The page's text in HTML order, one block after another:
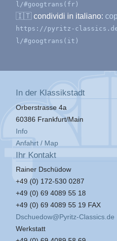
l/#googtrans(fr)
🇮🇹 condividi in italiano:
https://pyritz-classics.de/
l/#googtrans(it)
In der Klassikstadt
Orberstrasse 4a
60386 Frankfurt/Main
Info
Anfahrt / Map
Ihr Kontakt
Rainer Dschüdow
+49 (0) 172-530 0287
+49 (0) 69 4089 55 18
+49 (0) 69 4089 55 19 FAX
Dschuedow@Pyritz-Classics.de
Werkstatt